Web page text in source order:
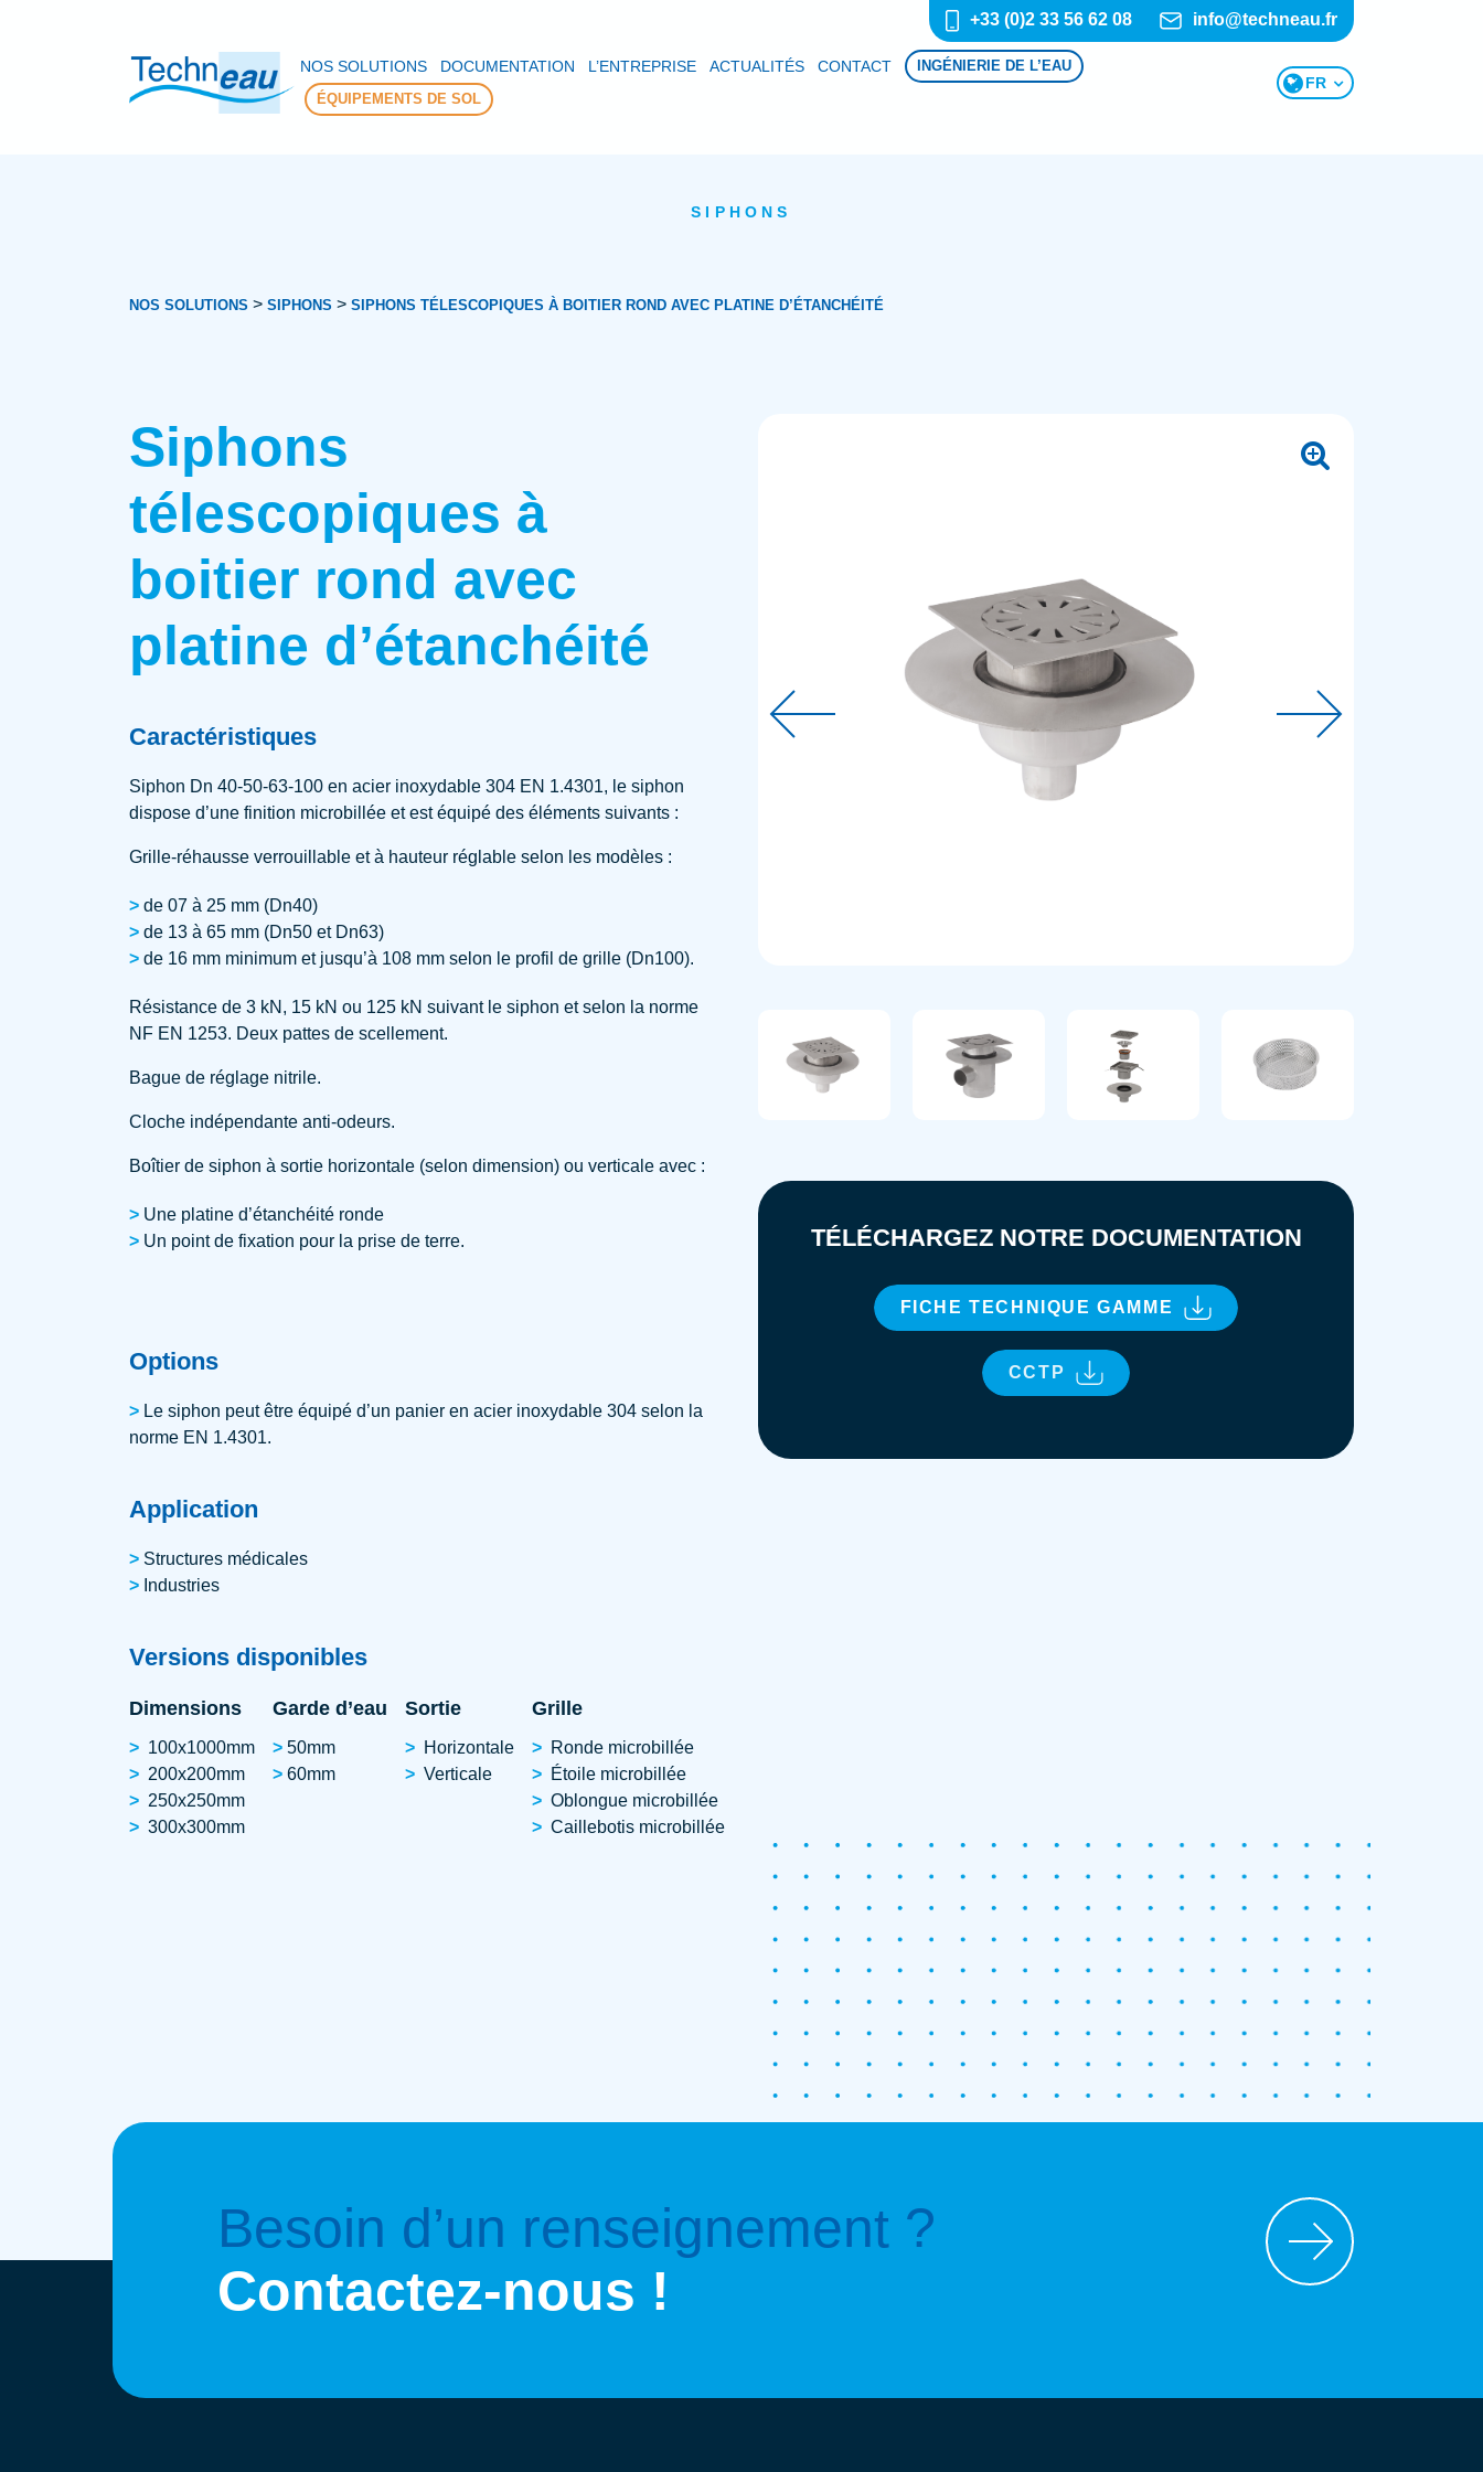
+33 (0)2 33 56 62 08 info@techneau.fr
NOS SOLUTIONS DOCUMENTATION L’ENTREPRISE ACTUALITÉS CONTACT
INGÉNIERIE DE L’EAU
ÉQUIPEMENTS DE SOL
FR
SIPHONS
NOS SOLUTIONS > SIPHONS > SIPHONS TÉLESCOPIQUES À BOITIER ROND AVEC PLATINE D’ÉTANCHÉITÉ
TÉLÉCHARGEZ NOTRE DOCUMENTATION
FICHE TECHNIQUE GAMME
CCTP
Siphons
télescopiques à
boitier rond avec
platine d’étanchéité
Caractéristiques
Siphon Dn 40-50-63-100 en acier inoxydable 304 EN 1.4301, le siphon
dispose d’une finition microbillée et est équipé des éléments suivants :
Grille-réhausse verrouillable et à hauteur réglable selon les modèles :
de 07 à 25 mm (Dn40)
de 13 à 65 mm (Dn50 et Dn63)
de 16 mm minimum et jusqu’à 108 mm selon le profil de grille (Dn100).
Résistance de 3 kN, 15 kN ou 125 kN suivant le siphon et selon la norme
NF EN 1253. Deux pattes de scellement.
Bague de réglage nitrile.
Cloche indépendante anti-odeurs.
Boîtier de siphon à sortie horizontale (selon dimension) ou verticale avec :
Une platine d’étanchéité ronde
Un point de fixation pour la prise de terre.
Options
Le siphon peut être équipé d’un panier en acier inoxydable 304 selon la
norme EN 1.4301.
Application
Structures médicales
Industries
Versions disponibles
Dimensions
100x1000mm
200x200mm
250x250mm
300x300mm
Garde d’eau
50mm
60mm
Sortie
Horizontale
Verticale
Grille
Ronde microbillée
Étoile microbillée
Oblongue microbillée
Caillebotis microbillée
Besoin d’un renseignement ?
Contactez-nous !